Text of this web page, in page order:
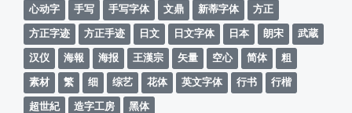
心动字
手写 手写字体 文鼎 新蒂字体
方正
方正字迹
方正手迹 日文 日文字体 日本 朗宋
武蔵
汉仪
海報 海报 王漢宗 矢量 空心 简体
粗
素材
繁 细 综艺 花体 英文字体 行书
行楷
超世紀
造字工房 黑体